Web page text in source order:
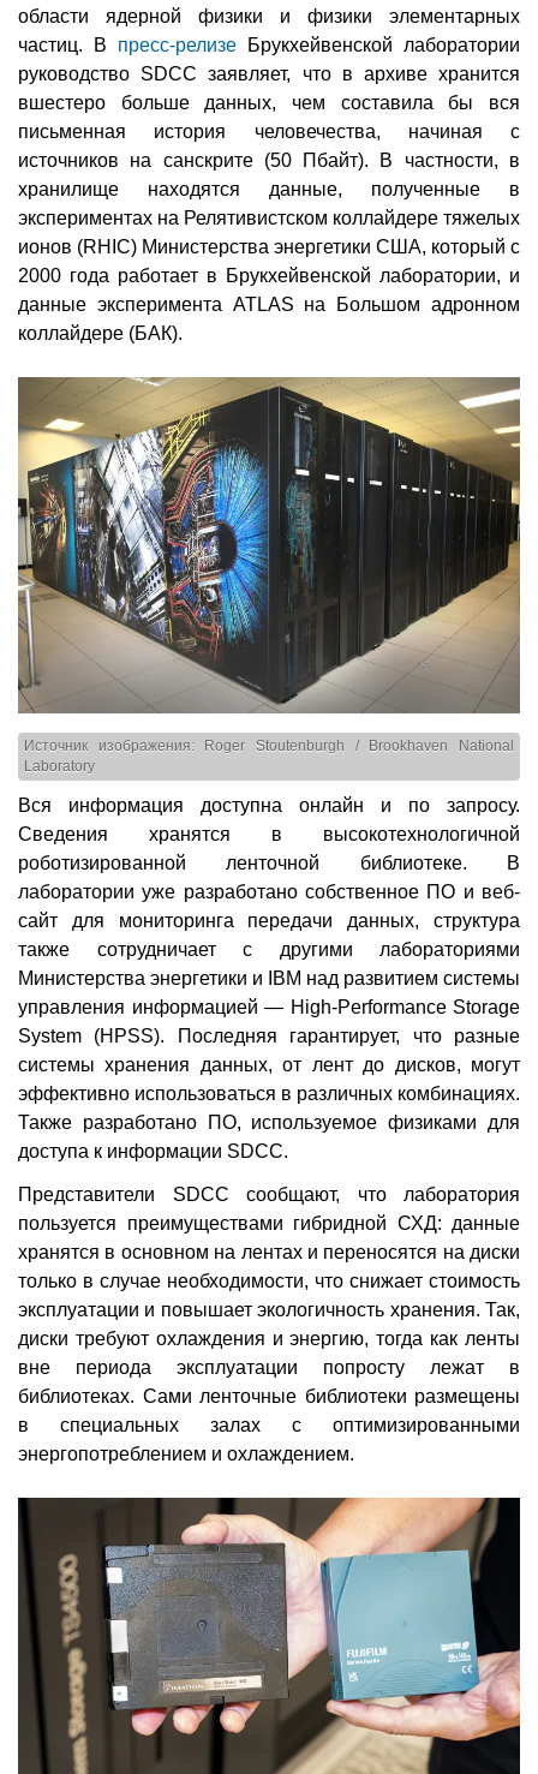
области ядерной физики и физики элементарных
частиц. В пресс-релизе Брукхейвенской лаборатории
руководство SDCC заявляет, что в архиве хранится
вшестеро больше данных, чем составила бы вся
письменная история человечества, начиная с
источников на санскрите (50 Пбайт). В частности, в
хранилище находятся данные, полученные в
экспериментах на Релятивистском коллайдере тяжелых
ионов (RHIC) Министерства энергетики США, который с
2000 года работает в Брукхейвенской лаборатории, и
данные эксперимента ATLAS на Большом адронном
коллайдере (БАК).
Источник изображения: Roger Stoutenburgh / Brookhaven National
Laboratory
Вся информация доступна онлайн и по запросу.
Сведения хранятся в высокотехнологичной
роботизированной ленточной библиотеке. В
лаборатории уже разработано собственное ПО и веб-
сайт для мониторинга передачи данных, структура
также сотрудничает с другими лабораториями
Министерства энергетики и IBM над развитием системы
управления информацией — High-Performance Storage
System (HPSS). Последняя гарантирует, что разные
системы хранения данных, от лент до дисков, могут
эффективно использоваться в различных комбинациях.
Также разработано ПО, используемое физиками для
доступа к информации SDCC.
Представители SDCC сообщают, что лаборатория
пользуется преимуществами гибридной СХД: данные
хранятся в основном на лентах и переносятся на диски
только в случае необходимости, что снижает стоимость
эксплуатации и повышает экологичность хранения. Так,
диски требуют охлаждения и энергию, тогда как ленты
вне периода эксплуатации попросту лежат в
библиотеках. Сами ленточные библиотеки размещены
в специальных залах с оптимизированными
энергопотреблением и охлаждением.